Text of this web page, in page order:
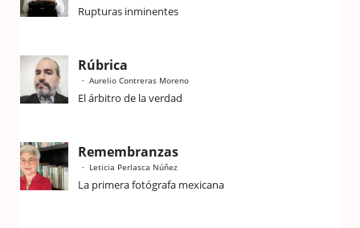
Rupturas inminentes
Rúbrica
Aurelio Contreras Moreno
El árbitro de la verdad
Remembranzas
Leticia Perlasca Núñez
La primera fotógrafa mexicana